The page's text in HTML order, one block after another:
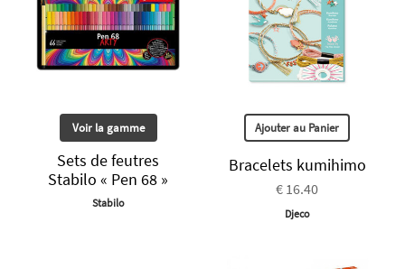
Voir la gamme
Sets de feutres
Stabilo « Pen 68 »
Stabilo
Ajouter au Panier
Bracelets kumihimo
€ 16.40
Djeco